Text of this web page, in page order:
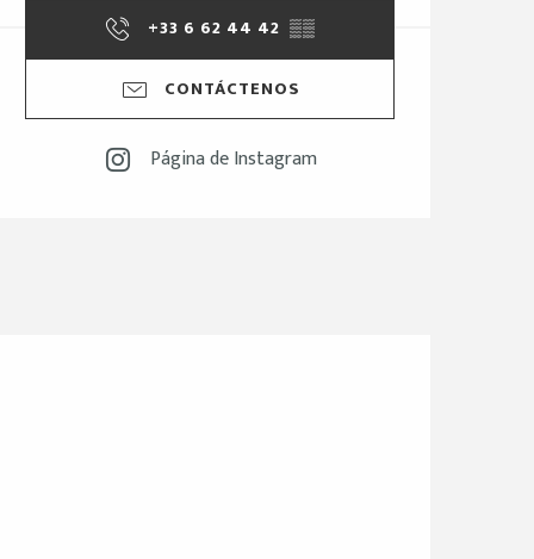
+33 6 62 44 42 ▒▒
CONTÁCTENOS
Página de Instagram